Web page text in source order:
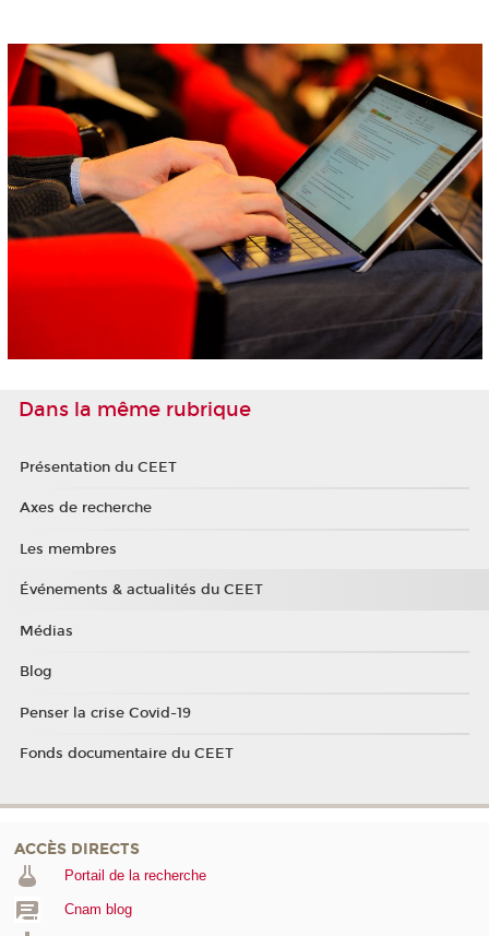
Dans la même rubrique
Présentation du CEET
Axes de recherche
Les membres
Événements & actualités du CEET
Médias
Blog
Penser la crise Covid-19
Fonds documentaire du CEET
ACCÈS DIRECTS
Portail de la recherche
Cnam blog